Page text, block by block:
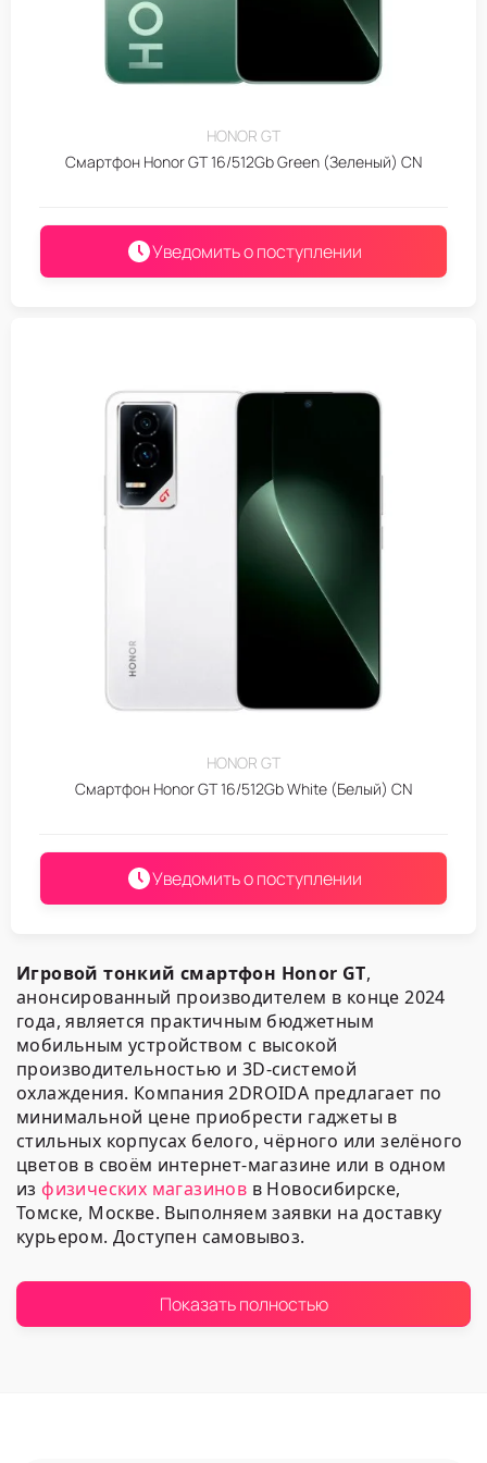
HONOR GT
Смартфон Honor GT 16/512Gb Green (Зеленый) CN
Уведомить о поступлении
HONOR GT
Смартфон Honor GT 16/512Gb White (Белый) CN
Уведомить о поступлении
Игровой тонкий смартфон Honor GT,
анонсированный производителем в конце 2024
года, является практичным бюджетным
мобильным устройством с высокой
производительностью и 3D-системой
охлаждения. Компания 2DROIDA предлагает по
минимальной цене приобрести гаджеты в
стильных корпусах белого, чёрного или зелёного
цветов в своём интернет-магазине или в одном
изфизических магазинов в Новосибирске,
Томске, Москве. Выполняем заявки на доставку
курьером. Доступен самовывоз.
Наш ассортимент
Показать полностью